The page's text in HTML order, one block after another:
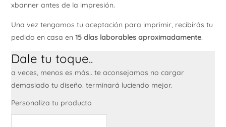
xbanner antes de la impresión.
Una vez tengamos tu aceptación para imprimir, recibirás tu
pedido en casa en 15 días laborables aproximadamente.
Dale tu toque..
a veces, menos es más.. te aconsejamos no cargar
demasiado tu diseño. terminará luciendo mejor.
Personaliza tu producto